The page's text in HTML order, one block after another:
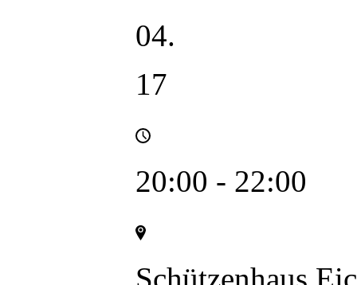
04.
17
20:00 - 22:00
Schützenhaus